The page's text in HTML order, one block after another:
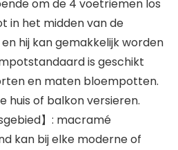
om de 4 voetriemen los
in het midden van de
hij kan gemakkelijk worden
is geschikt
en maten bloempotten.
huis of balkon versieren.
】: macramé
kan bij elke moderne of